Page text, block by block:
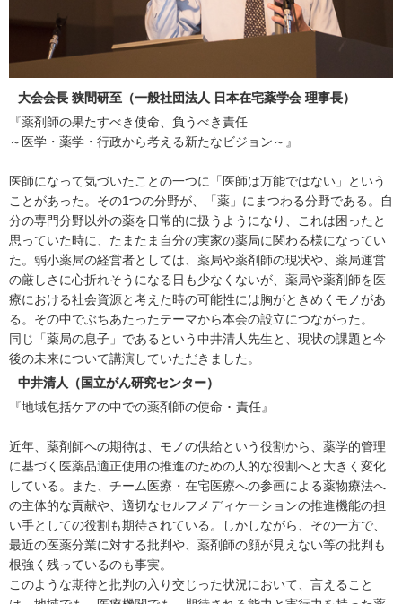
大会会長 狭間研至（一般社団法人 日本在宅薬学会 理事長）
『薬剤師の果たすべき使命、負うべき責任
～医学・薬学・行政から考える新たなビジョン～』
医師になって気づいたことの一つに「医師は万能ではない」という
ことがあった。その1つの分野が、「薬」にまつわる分野である。自
分の専門分野以外の薬を日常的に扱うようになり、これは困ったと
思っていた時に、たまたま自分の実家の薬局に関わる様になってい
た。弱小薬局の経営者としては、薬局や薬剤師の現状や、薬局運営
の厳しさに心折れそうになる日も少なくないが、薬局や薬剤師を医
療における社会資源と考えた時の可能性には胸がときめくモノがあ
る。その中でぶちあたったテーマから本会の設立につながった。
同じ「薬局の息子」であるという中井清人先生と、現状の課題と今
後の未来について講演していただきました。
中井清人（国立がん研究センター）
『地域包括ケアの中での薬剤師の使命 ･ 責任』
近年、薬剤師への期待は、モノの供給という役割から、薬学的管理
に基づく医薬品適正使用の推進のための人的な役割へと大きく変化
している。また、チーム医療・在宅医療への参画による薬物療法へ
の主体的な貢献や、適切なセルフメディケーションの推進機能の担
い手としての役割も期待されている。しかしながら、その一方で、
最近の医薬分業に対する批判や、薬剤師の顔が見えない等の批判も
根強く残っているのも事実。
このような期待と批判の入り交じった状況において、言えること